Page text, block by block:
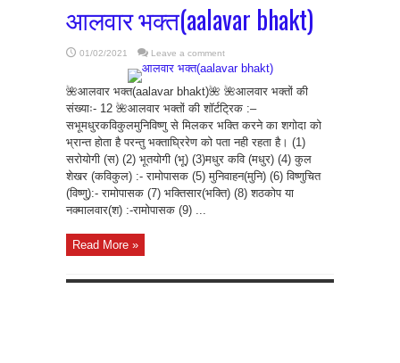
आलवार भक्त(aalavar bhakt)
01/02/2021 Leave a comment
🌺आलवार भक्त(aalavar bhakt)🌺 🌺आलवार भक्तों की
संख्याः- 12 🌺आलवार भक्तों की शॉर्टट्रिक :–
सभूमधुरकविकुलमुनिविष्णु से मिलकर भक्ति करने का शगोदा को
भ्रान्त होता है परन्तु भक्ताघ्रिरेण को पता नही रहता है। (1)
सरोयोगी (स) (2) भूतयोगी (भू) (3)मधुर कवि (मधुर) (4) कुल
शेखर (कविकुल) :- रामोपासक (5) मुनिवाहन(मुनि) (6) विष्णुचित
(विष्णु):- रामोपासक (7) भक्तिसार(भक्ति) (8) शठकोप या
नक्मालवार(श) :-रामोपासक (9) ...
Read More »